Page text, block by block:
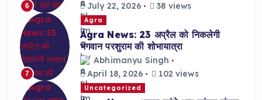
6
July 22, 2026
38 views
7
Agra
Agra News: 23 अप्रैल को निकलेगी
भगवान परशुराम की शोभायात्रा
Abhimanyu Singh
April 18, 2026
102 views
Uncategorized